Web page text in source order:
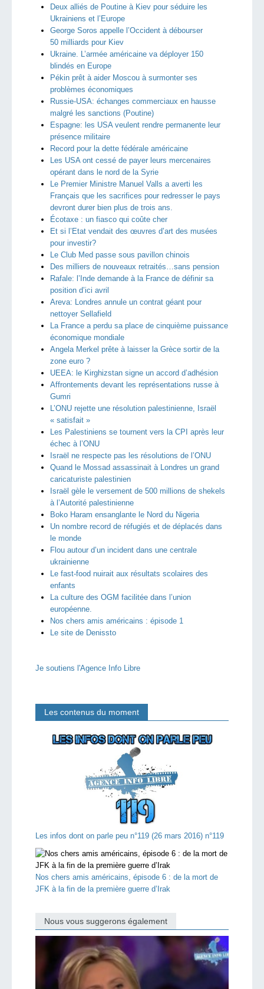
Deux alliés de Poutine à Kiev pour séduire les
Ukrainiens et l’Europe
George Soros appelle l’Occident à débourser
50 milliards pour Kiev
Ukraine. L’armée américaine va déployer 150
blindés en Europe
Pékin prêt à aider Moscou à surmonter ses
problèmes économiques
Russie-USA: échanges commerciaux en hausse
malgré les sanctions (Poutine)
Espagne: les USA veulent rendre permanente leur
présence militaire
Record pour la dette fédérale américaine
Les USA ont cessé de payer leurs mercenaires
opérant dans le nord de la Syrie
Le Premier Ministre Manuel Valls a averti les
Français que les sacrifices pour redresser le pays
devront durer bien plus de trois ans.
Écotaxe : un fiasco qui coûte cher
Et si l’Etat vendait des œuvres d’art des musées
pour investir?
Le Club Med passe sous pavillon chinois
Des milliers de nouveaux retraités…sans pension
Rafale: l’Inde demande à la France de définir sa
position d’ici avril
Areva: Londres annule un contrat géant pour
nettoyer Sellafield
La France a perdu sa place de cinquième puissance
économique mondiale
Angela Merkel prête à laisser la Grèce sortir de la
zone euro ?
UEEA: le Kirghizstan signe un accord d’adhésion
Affrontements devant les représentations russe à
Gumri
L’ONU rejette une résolution palestinienne, Israël
« satisfait »
Les Palestiniens se tournent vers la CPI après leur
échec à l’ONU
Israël ne respecte pas les résolutions de l’ONU
Quand le Mossad assassinait à Londres un grand
caricaturiste palestinien
Israël gèle le versement de 500 millions de shekels
à l’Autorité palestinienne
Boko Haram ensanglante le Nord du Nigeria
Un nombre record de réfugiés et de déplacés dans
le monde
Flou autour d’un incident dans une centrale
ukrainienne
Le fast-food nuirait aux résultats scolaires des
enfants
La culture des OGM facilitée dans l’union
européenne.
Nos chers amis américains : épisode 1
Le site de Denissto
Je soutiens l'Agence Info Libre
Les contenus du moment
Les infos dont on parle peu n°119 (26 mars 2016) n°119
Nos chers amis américains, épisode 6 : de la mort de
JFK à la fin de la première guerre d’Irak
Nous vous suggerons également